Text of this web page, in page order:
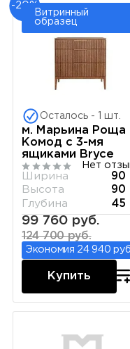
-20%
Витринный
образец
Осталось - 1 шт.
м. Марьина Роща
Комод с 3-мя
ящиками Bryce
Ширина
90
Высота
90
Глубина
45
99 760 руб.
124 700 руб.
Экономия 24 940 руб.
Купить